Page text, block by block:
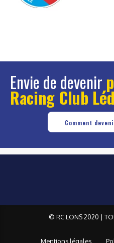
Envie de devenir
Racing Club
Comment
© RC LONS 2020 |
Mentions légales